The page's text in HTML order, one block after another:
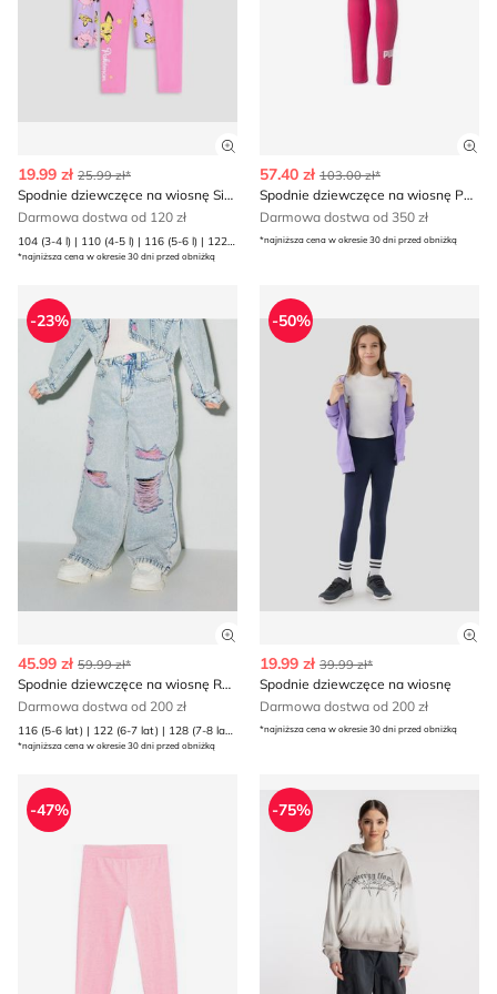
Zobacz szczegóły produktu
19.99 zł 25.99 zł*
Spodnie dziewczęce na wiosnę Sinsay
Darmowa dostwa od 120 zł
104 (3-4 l) | 110 (4-5 l) | 116 (5-6 l) | 122 (6-7 l) | 128 (7-8 l) | 134 (8-9 l) | 140 (9-10 l) | 98 (2-3 l)
*najniższa cena w okresie 30 dni przed obniżką
57.40 zł 103.00 zł*
Spodnie dziewczęce na wiosnę Puma
Darmowa dostwa od 350 zł
*najniższa cena w okresie 30 dni przed obniżką
Spodnie dziewczęce na wiosnę Reserved
-23%
Zobacz szczegóły produktu
45.99 zł 59.99 zł*
Spodnie dziewczęce na wiosnę Reserved
Darmowa dostwa od 200 zł
116 (5-6 lat) | 122 (6-7 lat) | 128 (7-8 lat) | 134 (8 lat) | 140 (9 lat) | 146 (10 lat) | 152 (11 lat) | 158 (12 lat) | 164 (13 lat)
*najniższa cena w okresie 30 dni przed obniżką
Spodnie dziewczęce na
-50%
19.99 zł 39.99 zł*
Spodnie dziewczęce na wiosnę
Darmowa dostwa od 200 zł
*najniższa cena w okresie 30 dni przed obniżką
Spodnie dziewczęce wiosenne 4F
-47%
Spodnie dziewczęce
-75%